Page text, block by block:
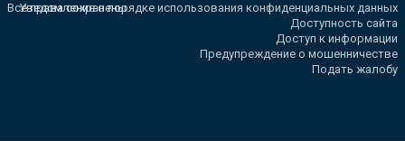
Все права сохранены.
Уведомление о порядке использования конфиденциальных данных
Доступность сайта
Доступ к информации
Предупреждение о мошенничестве
Подать жалобу